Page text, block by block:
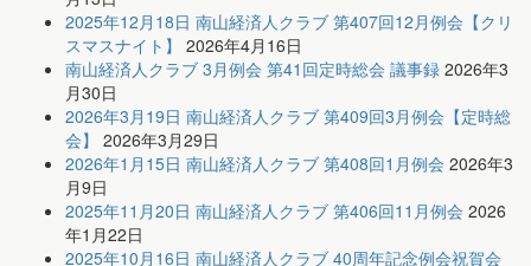
2025年12月18日 南山経済人クラブ 第407回12月例会【クリ
スマスナイト】 2026年4月16日
南山経済人クラブ 3月例会 第41回定時総会 議事録 2026年3
月30日
2026年3月19日 南山経済人クラブ 第409回3月例会【定時総
会】 2026年3月29日
2026年1月15日 南山経済人クラブ 第408回1月例会 2026年3
月9日
2025年11月20日 南山経済人クラブ 第406回11月例会 2026
年1月22日
2025年10月16日 南山経済人クラブ 40周年記念例会祝賀会